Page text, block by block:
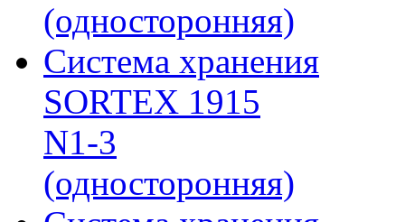
(односторонняя)
Система хранения
SORTEX 1915
N1-3
(односторонняя)